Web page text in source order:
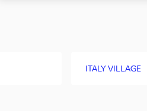
ITALY VILLAGE